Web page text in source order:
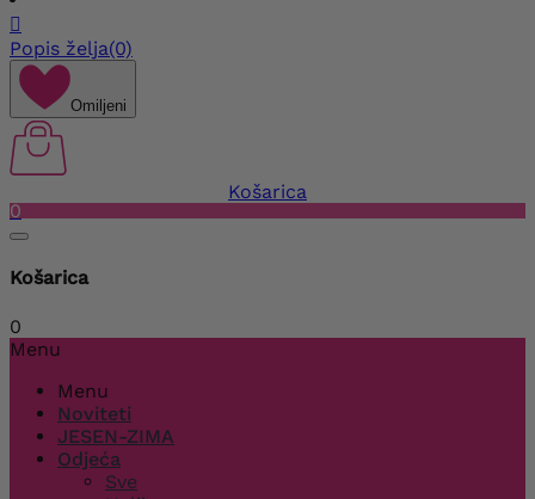

Popis želja(0)
Omiljeni
Košarica
0
Košarica
0
Menu
Menu
Noviteti
JESEN-ZIMA
Odjeća
Sve